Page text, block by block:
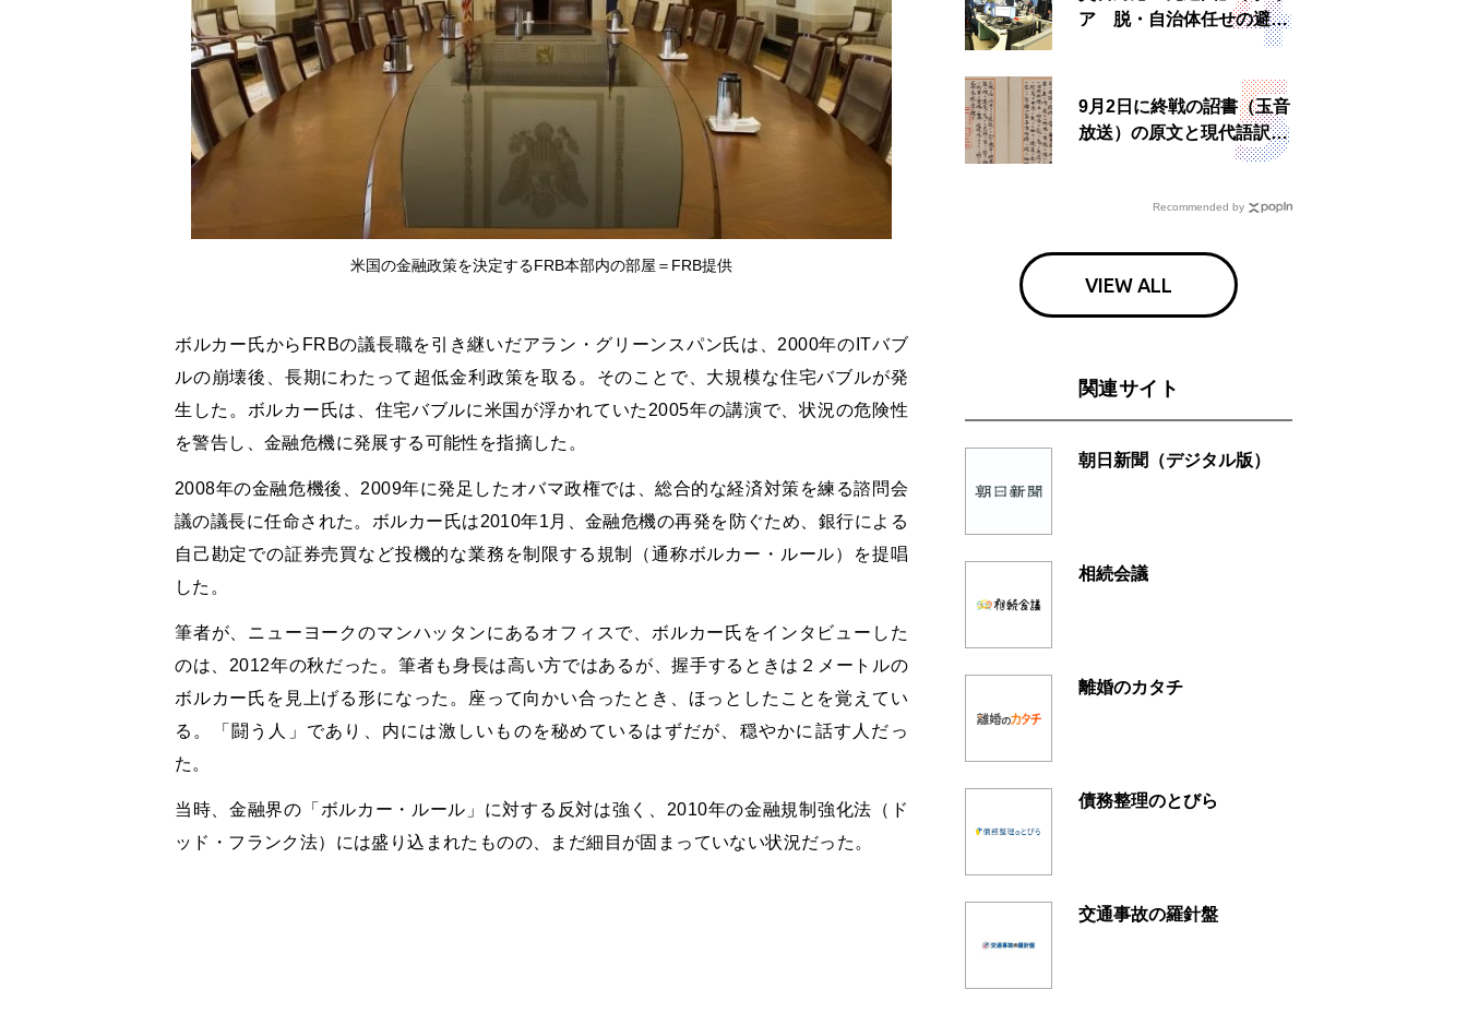
米国の金融政策を決定するFRB本部内の部屋＝FRB提供
ボルカー氏からFRBの議長職を引き継いだアラン・グリーンスパン氏は、2000年のITバブ
ルの崩壊後、長期にわたって超低金利政策を取る。そのことで、大規模な住宅バブルが発
生した。ボルカー氏は、住宅バブルに米国が浮かれていた2005年の講演で、状況の危険性
を警告し、金融危機に発展する可能性を指摘した。
2008年の金融危機後、2009年に発足したオバマ政権では、総合的な経済対策を練る諮問会
議の議長に任命された。ボルカー氏は2010年1月、金融危機の再発を防ぐため、銀行による
自己勘定での証券売買など投機的な業務を制限する規制（通称ボルカー・ルール）を提唱
した。
筆者が、ニューヨークのマンハッタンにあるオフィスで、ボルカー氏をインタビューした
のは、2012年の秋だった。筆者も身長は高い方ではあるが、握手するときは２メートルの
ボルカー氏を見上げる形になった。座って向かい合ったとき、ほっとしたことを覚えてい
る。「闘う人」であり、内には激しいものを秘めているはずだが、穏やかに話す人だっ
た。
当時、金融界の「ボルカー・ルール」に対する反対は強く、2010年の金融規制強化法（ド
ッド・フランク法）には盛り込まれたものの、まだ細目が固まっていない状況だった。
ア 脱・自治体任せの避難
所運営、被災者への温かい
9月2日に終戦の詔書（玉音
放送）の原文と現代語訳を
読む もう一つの「終戦の
Recommended by
VIEW ALL
関連サイト
朝日新聞（デジタル版）
相続会議
離婚のカタチ
債務整理のとびら
交通事故の羅針盤